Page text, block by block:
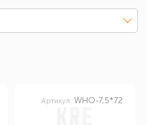
Артикул: WHO-7,5*72